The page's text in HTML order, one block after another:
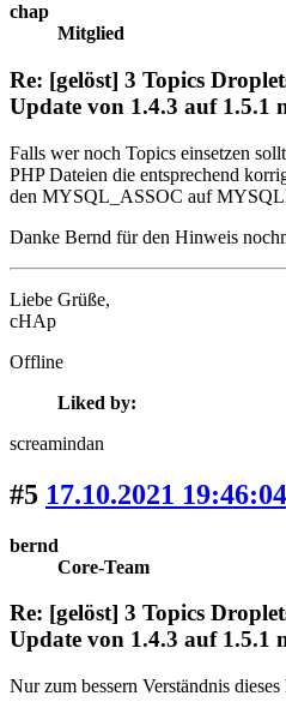
chap
Mitglied
Re: [gelöst] 3 Topics
Update von 1.4.3 auf 1.5.1
Falls wer noch Topics einsetzen
PHP Dateien die entsprechend
den MYSQL_ASSOC auf
Danke Bernd für den Hinweis
Liebe Grüße,
cHAp
Offline
Liked by:
screamindan
#5 17.10.2021 19:46:04
bernd
Core-Team
Re: [gelöst] 3 Topics
Update von 1.4.3 auf 1.5.1
Nur zum bessern Verständnis